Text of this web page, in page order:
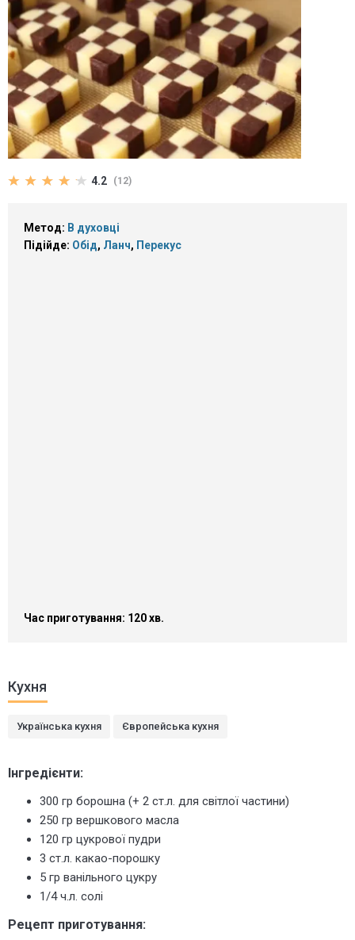
4.2 (12)
Метод: В духовці
Підійде: Обід, Ланч, Перекус
Час приготування: 120 хв.
Кухня
Українська кухня Європейська кухня
Інгредієнти:
300 гр борошна (+ 2 ст.л. для світлої частини)
250 гр вершкового масла
120 гр цукрової пудри
3 ст.л. какао-порошку
5 гр ванільного цукру
1/4 ч.л. солі
Рецепт приготування: